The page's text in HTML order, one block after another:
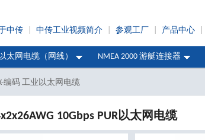
中传
中传工业视频简介 参观工厂 产品中心
太网电缆（网线） NMEA 2000 游艇连接器
编码 工业以太网电缆
10Gbps PUR以太网电缆